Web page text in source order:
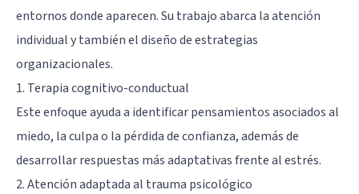
entornos donde aparecen. Su trabajo abarca la atención
individual y también el diseño de estrategias
organizacionales.
1. Terapia cognitivo-conductual
Este enfoque ayuda a identificar pensamientos asociados al
miedo, la culpa o la pérdida de confianza, además de
desarrollar respuestas más adaptativas frente al estrés.
2. Atención adaptada al trauma psicológico